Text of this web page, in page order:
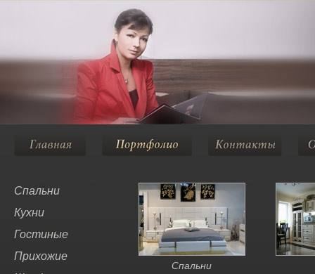
Спальни
Кухни
Гостиные
Прихожие
Спальни